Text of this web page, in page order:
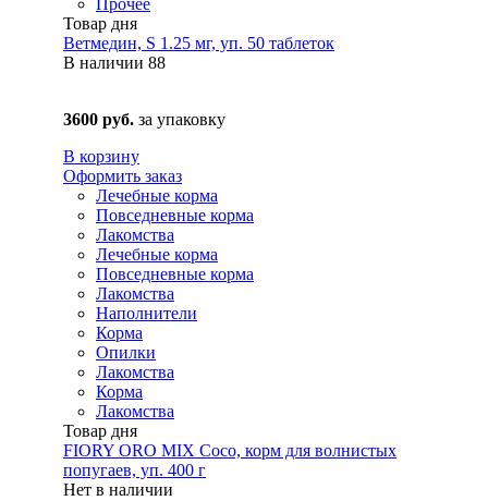
Прочее
Товар дня
Ветмедин, S 1.25 мг, уп. 50 таблеток
В наличии 88
3600 руб. за упаковку
В корзину
Оформить заказ
Лечебные корма
Повседневные корма
Лакомства
Лечебные корма
Повседневные корма
Лакомства
Наполнители
Корма
Опилки
Лакомства
Корма
Лакомства
Товар дня
FIORY ORO MIX Coco, корм для волнистых
попугаев, уп. 400 г
Нет в наличии